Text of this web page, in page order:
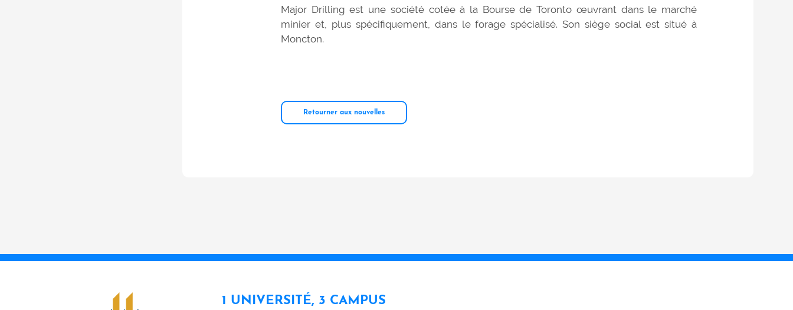
Major Drilling est une société cotée à la Bourse de Toronto œuvrant dans le marché
minier et, plus spécifiquement, dans le forage spécialisé. Son siège social est situé à
Moncton.
Retourner aux nouvelles
1 UNIVERSITÉ, 3 CAMPUS